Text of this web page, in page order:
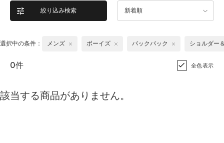
絞り込み検索 新着順
選択中の条件： メンズ ボーイズ バックパック ショルダー
0件 全色表示
該当する商品がありません。